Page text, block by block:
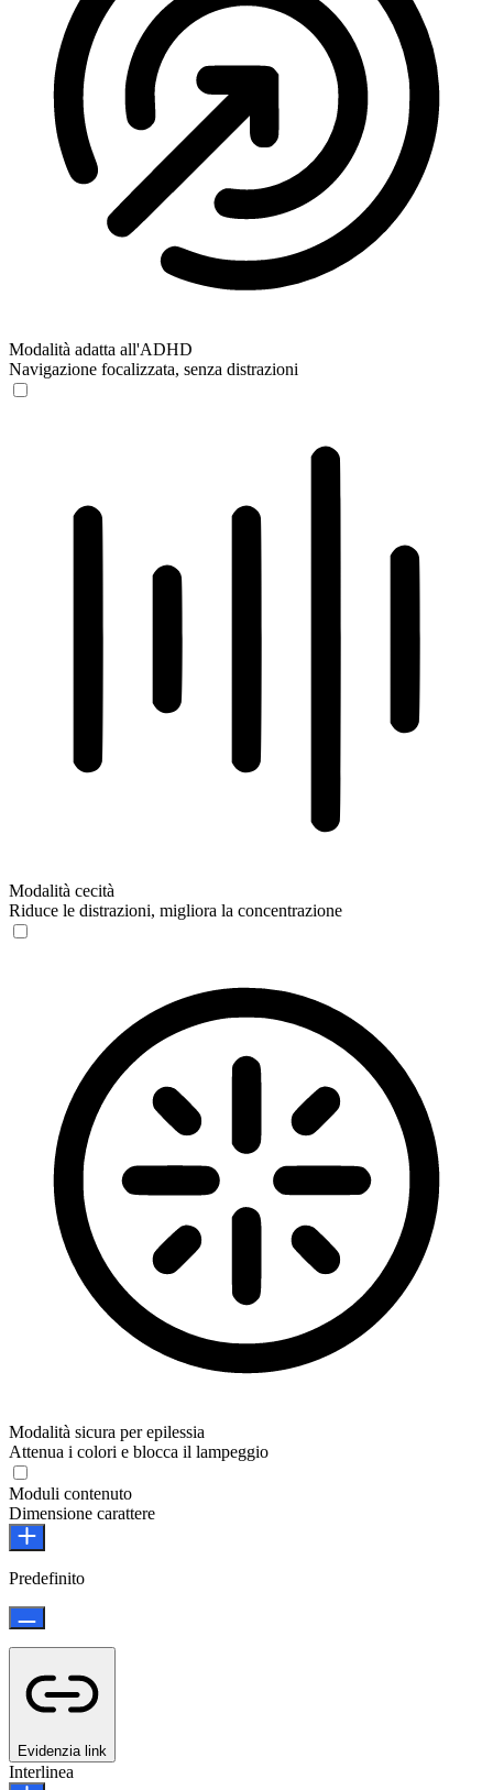
Modalità adatta all'ADHD
Navigazione focalizzata, senza distrazioni
Modalità cecità
Riduce le distrazioni, migliora la concentrazione
Modalità sicura per epilessia
Attenua i colori e blocca il lampeggio
Moduli contenuto
Dimensione carattere
Predefinito
Evidenzia link
Interlinea